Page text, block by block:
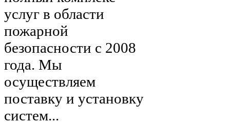
услуг в области
пожарной
безопасности с 2008
года. Мы
осуществляем
поставку и установку
систем...